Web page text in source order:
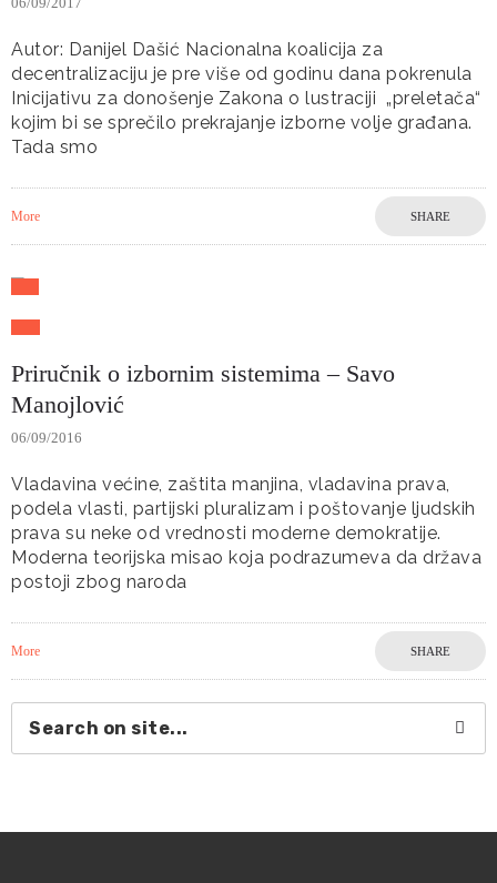
Autor: Danijel Dašić Nacionalna koalicija za
decentralizaciju je pre više od godinu dana pokrenula
Inicijativu za donošenje Zakona o lustraciji „preletača“
kojim bi se sprečilo prekrajanje izborne volje građana.
Tada smo
More SHARE
Priručnik o izbornim sistemima – Savo
Manojlović
06/09/2016
Vladavina većine, zaštita manjina, vladavina prava,
podela vlasti, partijski pluralizam i poštovanje ljudskih
prava su neke od vrednosti moderne demokratije.
Moderna teorijska misao koja podrazumeva da država
postoji zbog naroda
More SHARE